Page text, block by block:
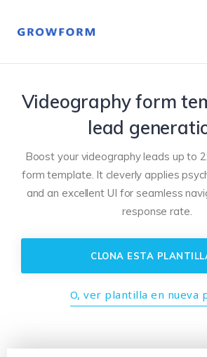
Videography form
lead
Boost your videography leads up to
form template. It cleverly applies
and an excellent UI for seamless
response rate.
CLONA ESTA
O, ver plantilla en nueva